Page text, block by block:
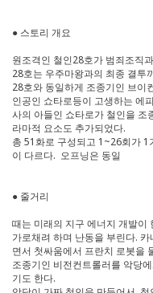
● 스토리 개요
원조격인 철인28호가 범죄조직
28호는 우주마왕과의 최종 결투
28호와 동일하게 조종기인 브이
인공인 쇼타로등이 고생하는 에
사의 아들인 쇼타로가 철인을
라마적 요소도 추가되었다.
총 51화로 구성되고 1~26회가
이 다르다. 오프닝은 동일
● 줄거리
때는 미래의 지구 에너지 개발이
가로채려 하며 난동을 부린다.
면서 첫싸움에서 프란치 로봇을
조종기인 비전컨트롤러를 악당
기도 한다.